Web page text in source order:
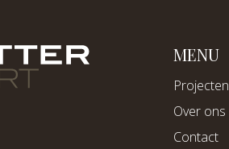
MENU
Projecten
Over ons
Contact